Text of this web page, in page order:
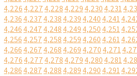
4,2264,2274,2284,2294,2304,231
4,2364,2374,2384,2394,2404,241
4,2464,2474,2484,2494,2504,251
4,2564,2574,2584,2594,2604,261
4,2664,2674,2684,2694,2704,271
4,2764,2774,2784,2794,2804,281
4,2864,2874,2884,2894,2904,291